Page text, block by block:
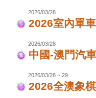
2026/03/28
2026室內單
2026/03/28
中國-澳門汽
2026/03/28 ~ 29
2026全澳象